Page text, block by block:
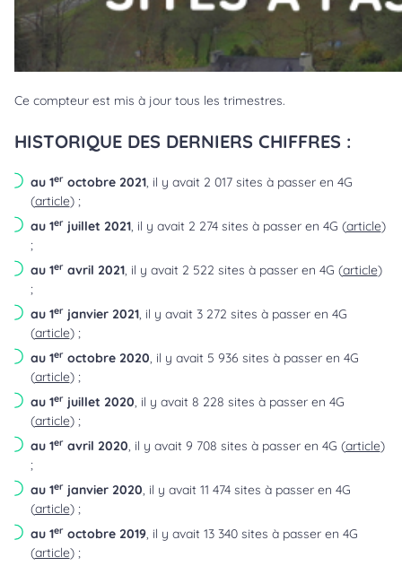
Ce compteur est mis à jour tous les trimestres.
HISTORIQUE DES DERNIERS CHIFFRES :
au 1eroctobre 2021, il y avait 2 017 sites à passer en 4G
(article) ;
au 1erjuillet 2021, il y avait 2 274 sites à passer en 4G (article)
;
au 1eravril 2021, il y avait 2 522 sites à passer en 4G (article)
;
au 1erjanvier 2021, il y avait 3 272 sites à passer en 4G
(article) ;
au 1eroctobre 2020, il y avait 5 936 sites à passer en 4G
(article) ;
au 1erjuillet 2020, il y avait 8 228 sites à passer en 4G
(article) ;
au 1eravril 2020, il y avait 9 708 sites à passer en 4G (article)
;
au 1erjanvier 2020, il y avait 11 474 sites à passer en 4G
(article) ;
au 1eroctobre 2019, il y avait 13 340 sites à passer en 4G
(article) ;